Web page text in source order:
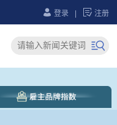
 登录  注册
